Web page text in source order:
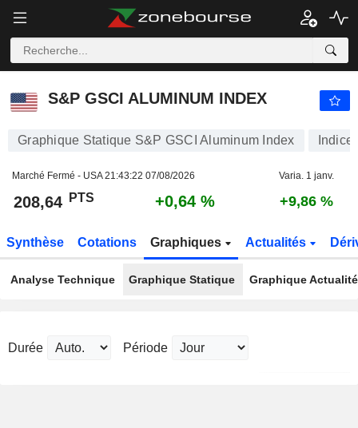
S&P GSCI ALUMINUM INDEX
Graphique Statique S&P GSCI Aluminum Index Indice
Marché Fermé - USA21:43:22 07/08/2026 Varia. 1 janv.
208,64 PTS +0,64 % +9,86 %
Synthèse Cotations Graphiques Actualités
Analyse Technique Graphique Statique Graphique
Durée Période